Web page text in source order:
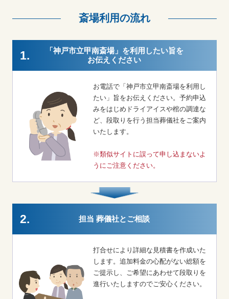
斎場利用の流れ
1.
「神戸市立甲南斎場」を利用したい旨を
お伝えください
お電話で「神戸市立甲南斎場を利用し
たい」旨をお伝えください。予約申込
みをはじめドライアイスや棺の調達な
ど、段取りを行う担当葬儀社をご案内
いたします。
※類似サイトに誤って申し込まないよ
うにご注意ください。
2. 担当 葬儀社とご相談
打合せにより詳細な見積書を作成いた
します。追加料金の心配がない総額を
ご提示し、ご希望にあわせて段取りを
進行いたしますのでご安心ください。